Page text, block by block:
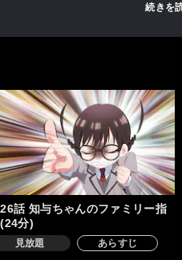
続きを
話 知与ちゃんのファミリー指
分)
見放題 あらすじ